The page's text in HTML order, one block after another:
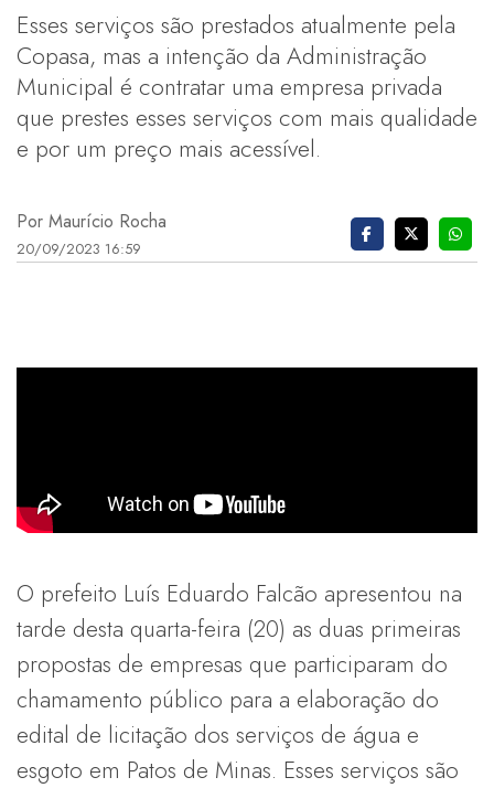
Esses serviços são prestados atualmente pela
Copasa, mas a intenção da Administração
Municipal é contratar uma empresa privada
que prestes esses serviços com mais qualidade
e por um preço mais acessível.
Por Maurício Rocha
20/09/2023 16:59
O prefeito Luís Eduardo Falcão apresentou na
tarde desta quarta-feira (20) as duas primeiras
propostas de empresas que participaram do
chamamento público para a elaboração do
edital de licitação dos serviços de água e
esgoto em Patos de Minas. Esses serviços são